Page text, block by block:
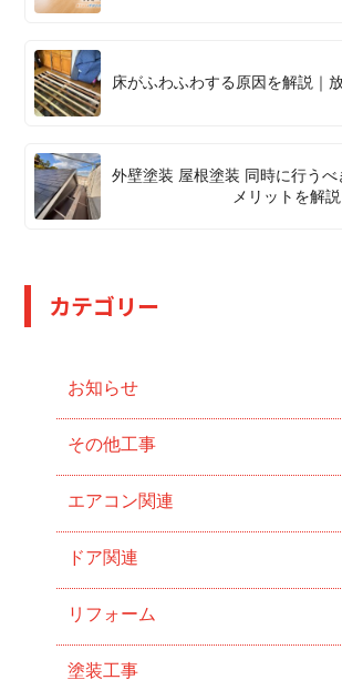
床がふわふわする原因を解説｜
外壁塗装 屋根塗装 同時に行う
メリットを解説
カテゴリー
お知らせ
その他工事
エアコン関連
ドア関連
リフォーム
塗装工事